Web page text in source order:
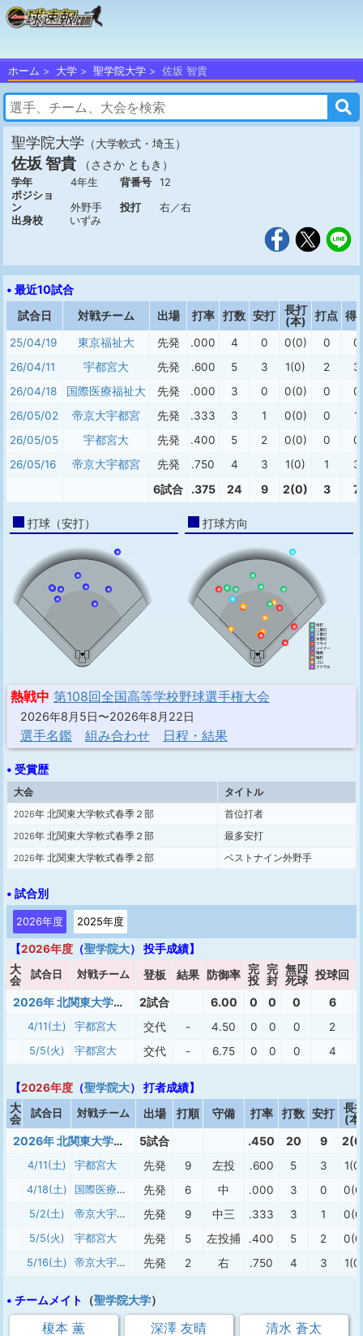
ホーム 大学 聖学院大学 佐坂 智貴
聖学院大学 （大学軟式・埼玉）
佐坂 智貴 （ささか ともき）
学年 4年生 背番号
12
ポジショ
ン
外野手 投打
右／右
出身校
いずみ
• 最近10試合
試合日 対戦チーム 出場 打率 打数 安打
長打
(本)
打点 得
25/04/19 東京福祉大 先発 .000 4 0 0(0) 0
0
26/04/11
宇都宮大 先発 .600 5 3 1(0) 2
3
26/04/18
国際医療福祉大 先発 .000 3 0 0(0) 0
0
26/05/02
帝京大宇都宮 先発 .333 3 1 0(0) 0
1
26/05/05
宇都宮大 先発 .400 5 2 0(0) 0
0
26/05/16
帝京大宇都宮 先発 .750 4 3 1(0) 1 3
6試合 .375 24 9 2(0) 3 7
打球（安打） 打球方向
熱戦中 第108回全国高等学校野球選手権大会
2026年8月5日〜2026年8月22日
選手名鑑 組み合わせ 日程・結果
• 受賞歴
大会
タイトル
2026年 北関東大学軟式春季２部
首位打者
2026年 北関東大学軟式春季２部
最多安打
2026年 北関東大学軟式春季２部
ベストナイン外野手
• 試合別
2026年度 2025年度
【2026年度 （聖学院大） 投手成績】
大
会
試合日 対戦チーム 登板 結果 防御率
完
投
完
封
無四
死球 投球回
2026年 北関東大学軟式春季２部 2試合 6.00 0 0 0 6
4/11(土) 宇都宮大 交代 - 4.50 0 0 0 2
5/5(火) 宇都宮大 交代 - 6.75 0 0 0 4
【2026年度 （聖学院大） 打者成績】
大
会
試合日 対戦チーム 出場 打順 守備 打率 打数 安打
長
(本
2026年 北関東大学軟式春季２部 5試合 .450 20 9
4/11(土) 宇都宮大 先発 9 左投 .600 5 3
4/18(土) 国際医療福祉大 先発 6 中 .000 3 0
5/2(土) 帝京大宇都宮 先発 9 中三 .333 3 1
5/5(火) 宇都宮大 先発 5 左投捕 .400 5 2
5/16(土) 帝京大宇都宮 先発 2 右 .750 4 3
• チームメイト （聖学院大学）
榎本 薫 深澤 友晴 清水 蒼太